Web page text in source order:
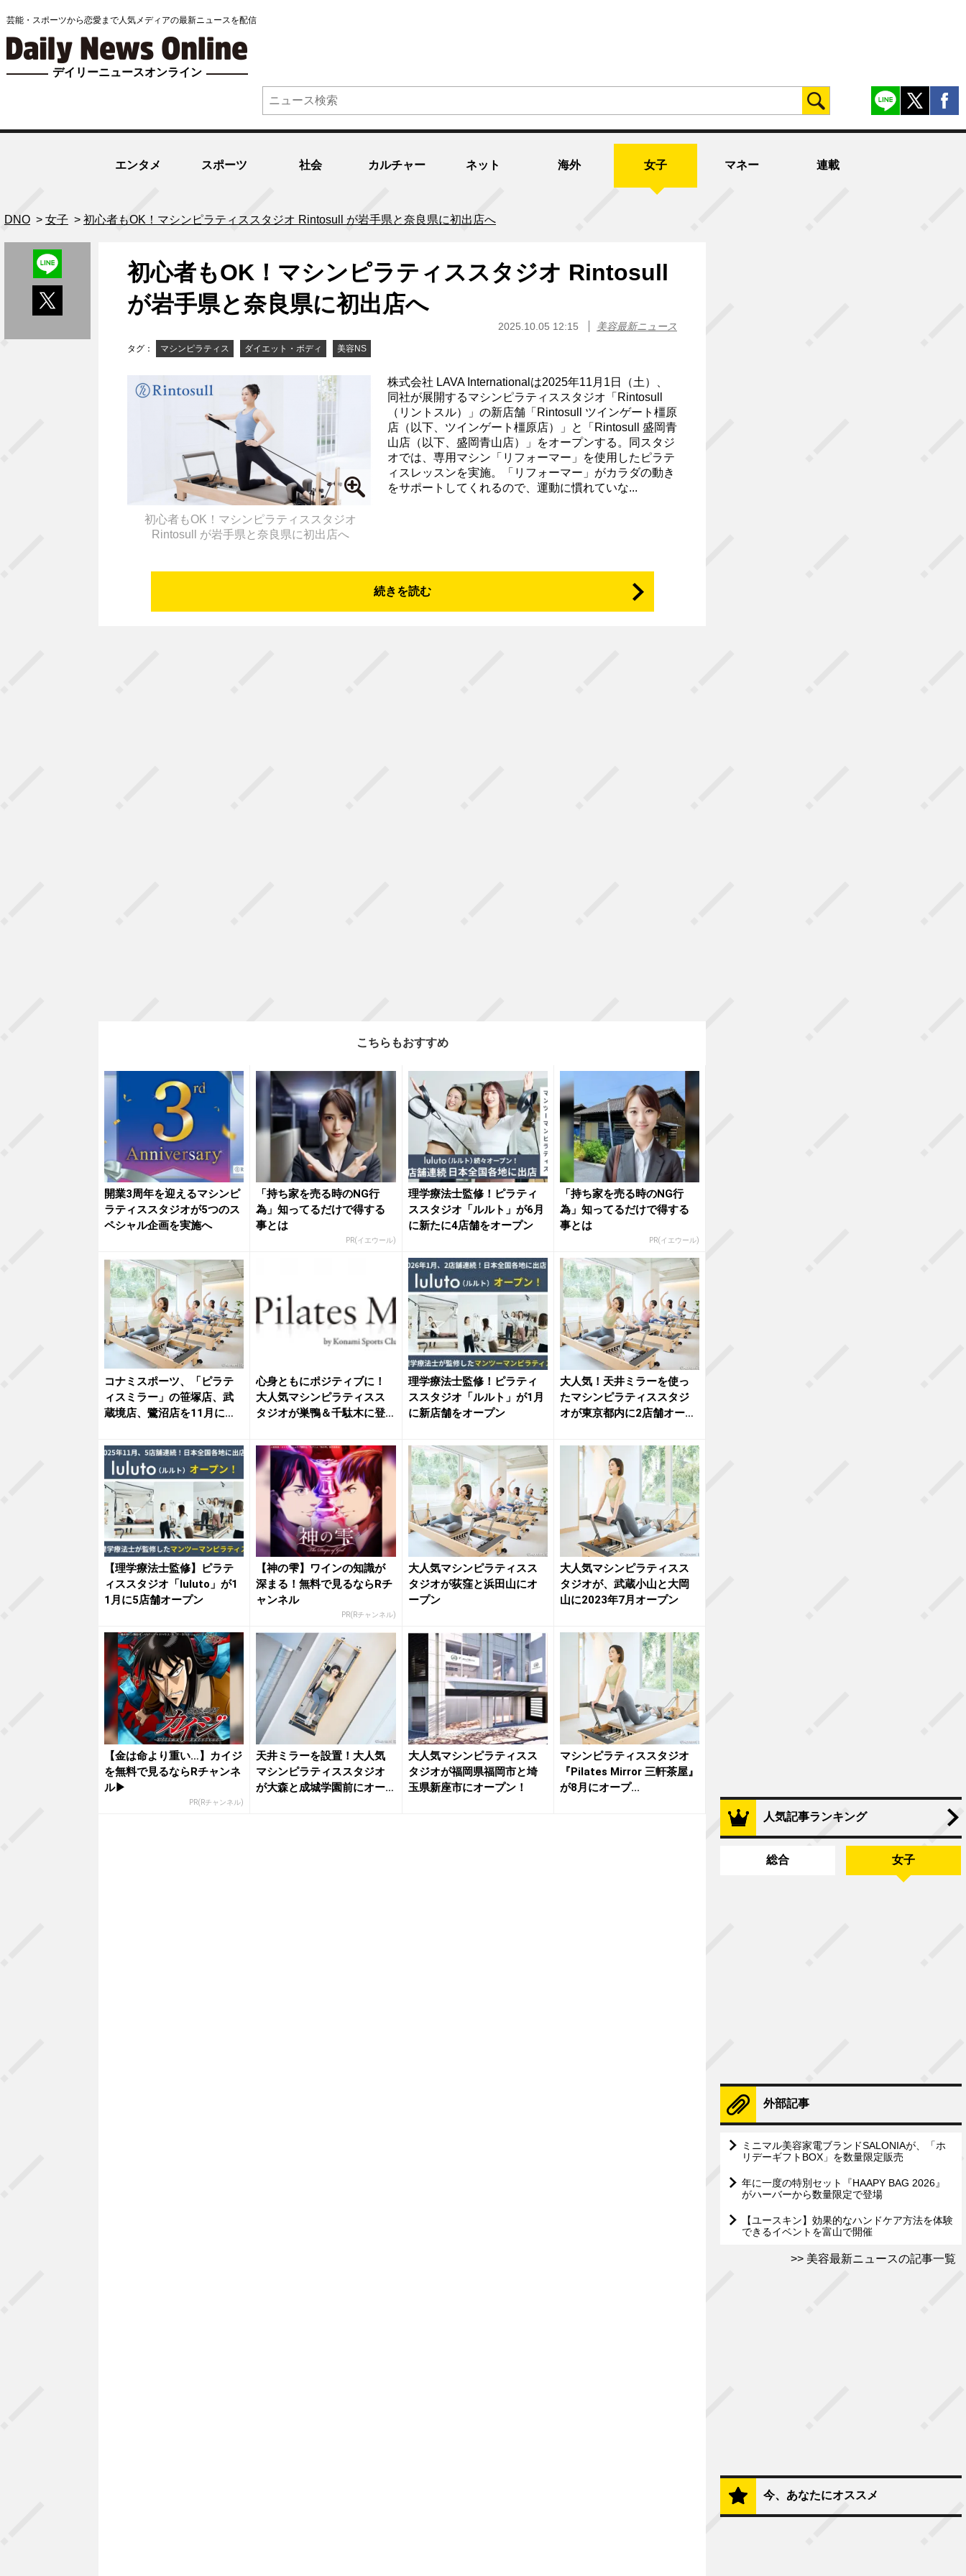
芸能・スポーツから恋愛まで人気メディアの最新ニュースを配信
デイリーニュースオンライン
エンタメ スポーツ 社会 カルチャー ネット 海外 女子 マネー 連載
DNO > 女子 > 初心者もOK！マシンピラティススタジオ Rintosull が岩手県と奈良県に初出店へ
初心者もOK！マシンピラティススタジオ Rintosull
が岩手県と奈良県に初出店へ
2025.10.05 12:15 美容最新ニュース
タグ： マシンピラティス ダイエット・ボディ 美容NS
初心者もOK！マシンピラティススタジオ
Rintosull が岩手県と奈良県に初出店へ
株式会社 LAVA Internationalは2025年11月1日（土）、
同社が展開するマシンピラティススタジオ「Rintosull
（リントスル）」の新店舗「Rintosull ツインゲート橿原
店（以下、ツインゲート橿原店）」と「Rintosull 盛岡青
山店（以下、盛岡青山店）」をオープンする。同スタジ
オでは、専用マシン「リフォーマー」を使用したピラテ
ィスレッスンを実施。「リフォーマー」がカラダの動き
をサポートしてくれるので、運動に慣れていな...
続きを読む
こちらもおすすめ
開業3周年を迎えるマシンピ
ラティススタジオが5つのス
ペシャル企画を実施へ
「持ち家を売る時のNG行
為」知ってるだけで得する
事とは
PR(イエウール)
理学療法士監修！ピラティ
ススタジオ「ルルト」が6月
に新たに4店舗をオープン
「持ち家を売る時のNG行
為」知ってるだけで得する
事とは
PR(イエウール)
コナミスポーツ、「ピラテ
ィスミラー」の笹塚店、武
蔵境店、鷺沼店を11月にオ
心身ともにポジティブに！
大人気マシンピラティスス
タジオが巣鴨＆千駄木に登
理学療法士監修！ピラティ
ススタジオ「ルルト」が1月
に新店舗をオープン
大人気！天井ミラーを使っ
たマシンピラティススタジ
オが東京都内に2店舗オープ
【理学療法士監修】ピラテ
ィススタジオ「luluto」が1
1月に5店舗オープン
【神の雫】ワインの知識が
深まる！無料で見るならRチ
ャンネル
PR(Rチャンネル)
大人気マシンピラティスス
タジオが荻窪と浜田山にオ
ープン
大人気マシンピラティスス
タジオが、武蔵小山と大岡
山に2023年7月オープン
【金は命より重い…】カイジ
を無料で見るならRチャンネ
ル▶︎
PR(Rチャンネル)
天井ミラーを設置！大人気
マシンピラティススタジオ
が大森と成城学園前にオー
大人気マシンピラティスス
タジオが福岡県福岡市と埼
玉県新座市にオープン！
マシンピラティススタジオ
『Pilates Mirror 三軒茶屋』
が8月にオープ...
人気記事ランキング
総合 女子
外部記事
ミニマル美容家電ブランドSALONIAが、「ホ
リデーギフトBOX」を数量限定販売
年に一度の特別セット『HAAPY BAG 2026』
がハーバーから数量限定で登場
【ユースキン】効果的なハンドケア方法を体験
できるイベントを富山で開催
美容最新ニュースの記事一覧
今、あなたにオススメ